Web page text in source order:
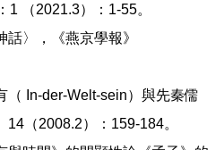
1 （2021.3）：1-55。
〉，《燕京學報》
（ In-der-Welt-sein）與先秦儒
（2008.2）：159-184。